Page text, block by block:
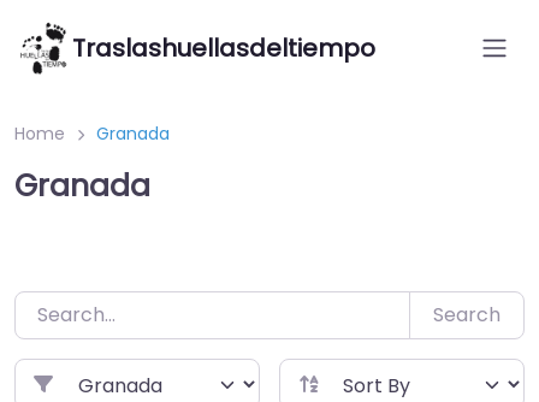
Saltar
contenido
Traslashuellasdeltiempo
Home Granada
Granada
Search